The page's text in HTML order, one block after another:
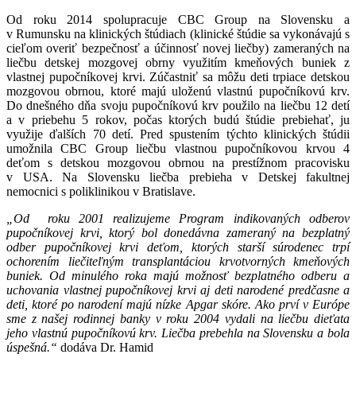
Od roku 2014 spolupracuje CBC Group na Slovensku a
v Rumunsku na klinických štúdiach (klinické štúdie sa vykonávajú s
cieľom overiť bezpečnosť a účinnosť novej liečby) zameraných na
liečbu detskej mozgovej obrny využitím kmeňových buniek z
vlastnej pupočníkovej krvi. Zúčastniť sa môžu deti trpiace detskou
mozgovou obrnou, ktoré majú uloženú vlastnú pupočníkovú krv.
Do dnešného dňa svoju pupočníkovú krv použilo na liečbu 12 detí
a v priebehu 5 rokov, počas ktorých budú štúdie prebiehať, ju
využije ďalších 70 detí. Pred spustením týchto klinických štúdii
umožnila CBC Group liečbu vlastnou pupočníkovou krvou 4
deťom s detskou mozgovou obrnou na prestížnom pracovisku
v USA. Na Slovensku liečba prebieha v Detskej fakultnej
nemocnici s poliklinikou v Bratislave.
„Od roku 2001 realizujeme Program indikovaných odberov
pupočníkovej krvi, ktorý bol donedávna zameraný na bezplatný
odber pupočníkovej krvi deťom, ktorých starší súrodenec trpí
ochorením liečiteľným transplantáciou krvotvorných kmeňových
buniek. Od minulého roka majú možnosť bezplatného odberu a
uchovania vlastnej pupočníkovej krvi aj deti narodené predčasne a
deti, ktoré po narodení majú nízke Apgar skóre. Ako prví v Európe
sme z našej rodinnej banky v roku 2004 vydali na liečbu dieťata
jeho vlastnú pupočníkovú krv. Liečba prebehla na Slovensku a bola
úspešná.“ dodáva Dr. Hamid